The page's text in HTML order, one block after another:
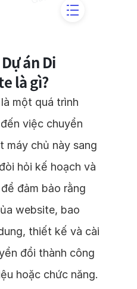
án Di
là gì?
một quá trình
việc chuyển
máy chủ này sang
hỏi kế hoạch và
đảm bảo rằng
website, bao
thiết kế và cài
đổi thành công
hoặc chức năng.